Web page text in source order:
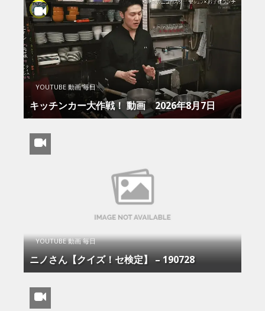
YOUTUBE 動画 毎日
キッチンカー大作戦！ 動画 2026年8月7日
YOUTUBE 動画 毎日
ニノさん【クイズ！セ検定】 – 190728